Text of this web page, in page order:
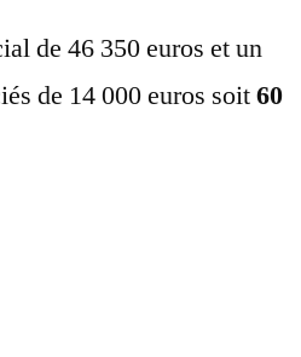
de 46 350 euros et un
de 14 000 euros soit60